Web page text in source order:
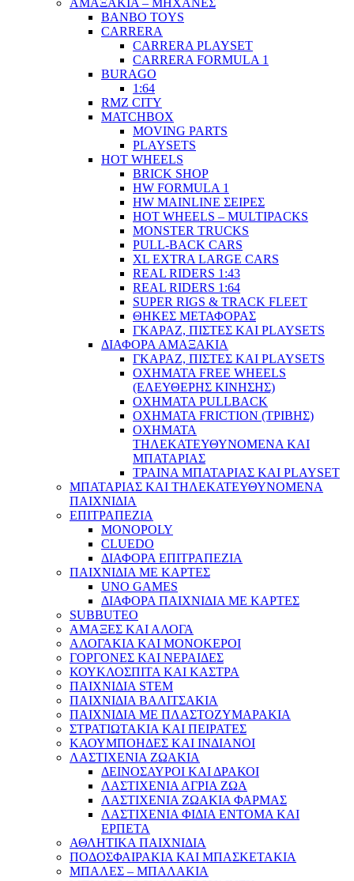
ΑΜΑΞΑΚΙΑ – ΜΗΧΑΝΕΣ
BANBO TOYS
CARRERA
CARRERA PLAYSET
CARRERA FORMULA 1
BURAGO
1:64
RMZ CITY
MATCHBOX
MOVING PARTS
PLAYSETS
HOT WHEELS
BRICK SHOP
HW FORMULA 1
HW MAINLINE ΣΕΙΡΕΣ
HOT WHEELS – MULTIPACKS
MONSTER TRUCKS
PULL-BACK CARS
XL EXTRA LARGE CARS
REAL RIDERS 1:43
REAL RIDERS 1:64
SUPER RIGS & TRACK FLEET
ΘΗΚΕΣ ΜΕΤΑΦΟΡΑΣ
ΓΚΑΡΑΖ, ΠΙΣΤΕΣ ΚΑΙ PLAYSETS
ΔΙΑΦΟΡΑ ΑΜΑΞΑΚΙΑ
ΓΚΑΡΑΖ, ΠΙΣΤΕΣ ΚΑΙ PLAYSETS
ΟΧΗΜΑΤΑ FREE WHEELS
(ΕΛΕΥΘΕΡΗΣ ΚΙΝΗΣΗΣ)
ΟΧΗΜΑΤΑ PULLBACK
ΟΧΗΜΑΤΑ FRICTION (ΤΡΙΒΗΣ)
ΟΧΗΜΑΤΑ
ΤΗΛΕΚΑΤΕΥΘΥΝΟΜΕΝΑ ΚΑΙ
ΜΠΑΤΑΡΙΑΣ
ΤΡΑΙΝΑ ΜΠΑΤΑΡΙΑΣ ΚΑΙ PLAYSET
ΜΠΑΤΑΡΙΑΣ ΚΑΙ ΤΗΛΕΚΑΤΕΥΘΥΝΟΜΕΝΑ
ΠΑΙΧΝΙΔΙΑ
ΕΠΙΤΡΑΠΕΖΙΑ
MONOPOLY
CLUEDO
ΔΙΑΦΟΡΑ ΕΠΙΤΡΑΠΕΖΙΑ
ΠΑΙΧΝΙΔΙΑ ΜΕ ΚΑΡΤΕΣ
UNO GAMES
ΔΙΑΦΟΡΑ ΠΑΙΧΝΙΔΙΑ ΜΕ ΚΑΡΤΕΣ
SUBBUTEO
ΑΜΑΞΕΣ ΚΑΙ ΑΛΟΓΑ
ΑΛΟΓΑΚΙΑ ΚΑΙ ΜΟΝΟΚΕΡΟΙ
ΓΟΡΓΟΝΕΣ ΚΑΙ ΝΕΡΑΙΔΕΣ
ΚΟΥΚΛΟΣΠΙΤΑ ΚΑΙ ΚΑΣΤΡΑ
ΠΑΙΧΝΙΔΙΑ STEM
ΠΑΙΧΝΙΔΙΑ ΒΑΛΙΤΣΑΚΙΑ
ΠΑΙΧΝΙΔΙΑ ΜΕ ΠΛΑΣΤΟΖΥΜΑΡΑΚΙΑ
ΣΤΡΑΤΙΩΤΑΚΙΑ ΚΑΙ ΠΕΙΡΑΤΕΣ
ΚΑΟΥΜΠΟΗΔΕΣ ΚΑΙ ΙΝΔΙΑΝΟΙ
ΛΑΣΤΙΧΕΝΙΑ ΖΩΑΚΙΑ
ΔΕΙΝΟΣΑΥΡΟΙ ΚΑΙ ΔΡΑΚΟΙ
ΛΑΣΤΙΧΕΝΙΑ ΑΓΡΙΑ ΖΩΑ
ΛΑΣΤΙΧΕΝΙΑ ΖΩΑΚΙΑ ΦΑΡΜΑΣ
ΛΑΣΤΙΧΕΝΙΑ ΦΙΔΙΑ ΕΝΤΟΜΑ ΚΑΙ
ΕΡΠΕΤΑ
ΑΘΛΗΤΙΚΑ ΠΑΙΧΝΙΔΙΑ
ΠΟΔΟΣΦΑΙΡΑΚΙΑ ΚΑΙ ΜΠΑΣΚΕΤΑΚΙΑ
ΜΠΑΛΕΣ – ΜΠΑΛΑΚΙΑ